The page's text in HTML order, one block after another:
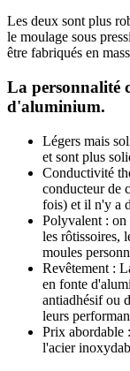
Les deux sont plus
le moulage sous
être fabriqués en
La personnalité
d'aluminium.
Légers mais
et sont plus
Conductivité
conducteur de
fois) et il n'y a
Polyvalent : on
les rôtissoires,
moules
Revêtement :
en fonte
antiadhésif ou
leurs
Prix abordable
l'acier